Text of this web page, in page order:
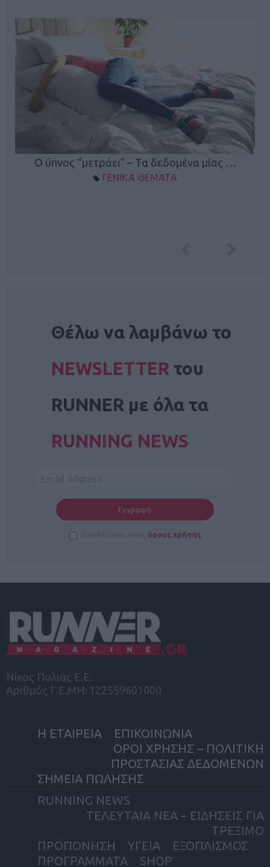
Ο ύπνος “μετράει” – Τα δεδομένα μίας …
ΓΕΝΙΚΑ ΘΕΜΑΤΑ
Θέλω να λαμβάνω το
NEWSLETTER του
RUNNER με όλα τα
RUNNING NEWS
όρους χρήσης
Νίκος Πολιάς Ε.Ε.
Αριθμός Γ.Ε.ΜΗ: 122559601000
Η ΕΤΑΙΡΕΙΑ
ΕΠΙΚΟΙΝΩΝΙΑ
ΟΡΟΙ ΧΡΗΣΗΣ – ΠΟΛΙΤΙΚΗ
ΠΡΟΣΤΑΣΙΑΣ ΔΕΔΟΜΕΝΩΝ
ΣΗΜΕΙΑ ΠΩΛΗΣΗΣ
RUNNING NEWS
ΤΕΛΕΥΤΑΙΑ ΝΕΑ – ΕΙΔΗΣΕΙΣ ΓΙΑ
ΤΡΕΞΙΜΟ
ΠΡΟΠΟΝΗΣΗ
ΥΓΕΙΑ
ΕΞΟΠΛΙΣΜΟΣ
ΠΡΟΓΡΑΜΜΑΤΑ
SHOP